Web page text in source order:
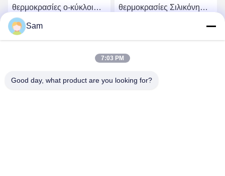
θερμοκρασίες ο-κύκλοι
από σιλικόνη για
βιομηχανική χρήση
Βρείτε την καλύτερη τιμή
θερμοκρασίες Σιλικόνη
Σφραγιστικό δαχτυλίδι
Σφραγίδα
Sam
7:03 PM
Good day, what product are you looking for?